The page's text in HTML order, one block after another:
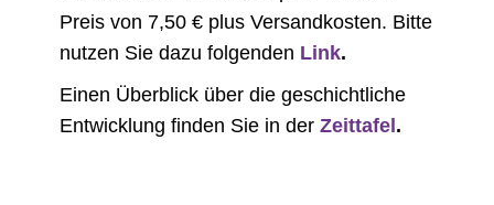
Preis von 7,50 € plus Versandkosten. Bitte
nutzen Sie dazu folgenden Link.
Einen Überblick über die geschichtliche
Entwicklung finden Sie in derZeittafel.